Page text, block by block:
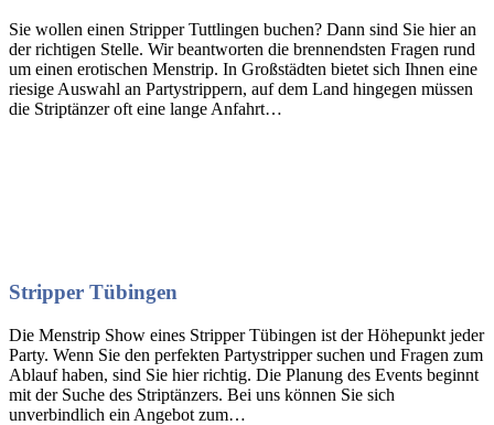
Sie wollen einen Stripper Tuttlingen buchen? Dann sind Sie hier an
der richtigen Stelle. Wir beantworten die brennendsten Fragen rund
um einen erotischen Menstrip. In Großstädten bietet sich Ihnen eine
riesige Auswahl an Partystrippern, auf dem Land hingegen müssen
die Striptänzer oft eine lange Anfahrt…
Stripper Tübingen
Die Menstrip Show eines Stripper Tübingen ist der Höhepunkt jeder
Party. Wenn Sie den perfekten Partystripper suchen und Fragen zum
Ablauf haben, sind Sie hier richtig. Die Planung des Events beginnt
mit der Suche des Striptänzers. Bei uns können Sie sich
unverbindlich ein Angebot zum…